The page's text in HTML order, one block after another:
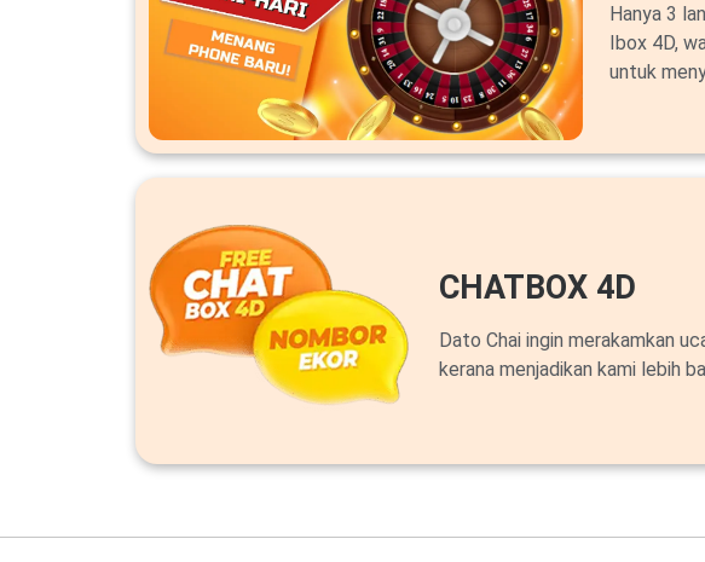
Hanya 3
Ibox 4D,
untuk
CHATBOX 4D
Dato Chai ingin merakamkan
kerana menjadikan kami lebih